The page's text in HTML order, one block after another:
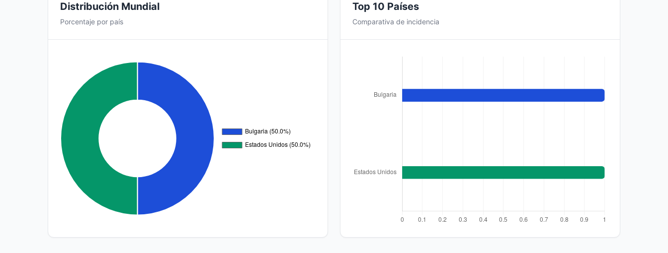
Distribución Mundial
Porcentaje por país
Top 10 Países
Comparativa de incidencia